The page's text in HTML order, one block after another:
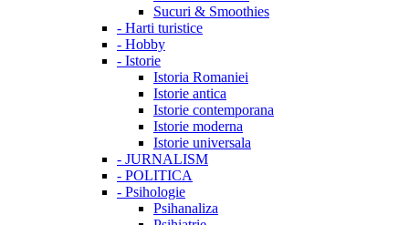
Sucuri & Smoothies
- Harti turistice
- Hobby
- Istorie
Istoria Romaniei
Istorie antica
Istorie contemporana
Istorie moderna
Istorie universala
- JURNALISM
- POLITICA
- Psihologie
Psihanaliza